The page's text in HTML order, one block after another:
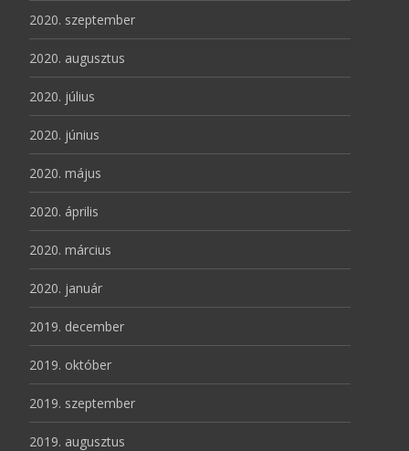
2020. szeptember
2020. augusztus
2020. július
2020. június
2020. május
2020. április
2020. március
2020. január
2019. december
2019. október
2019. szeptember
2019. augusztus